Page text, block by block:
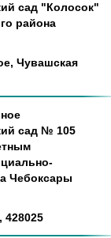
сад "Колосок"
района
Чувашская
сад № 105
Чебоксары
428025